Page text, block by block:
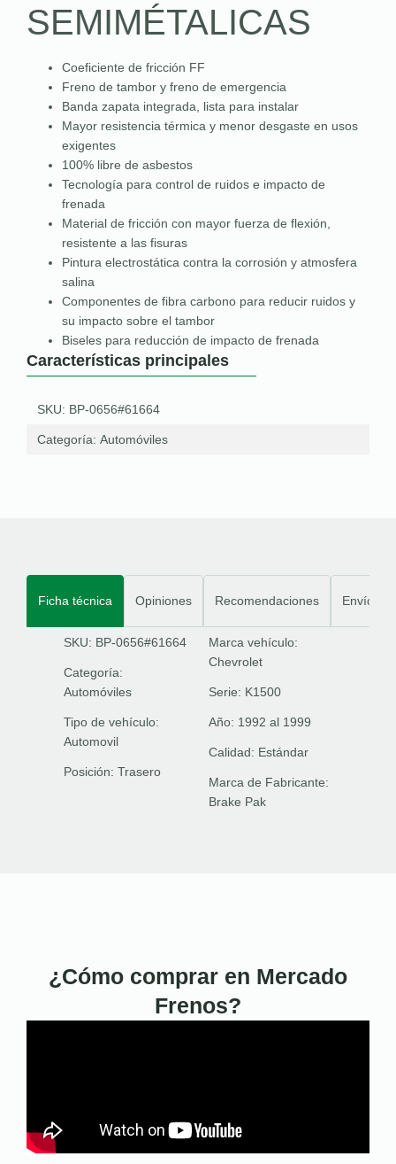
SEMIMÉTALICAS
Coeficiente de fricción FF
Freno de tambor y freno de emergencia
Banda zapata integrada, lista para instalar
Mayor resistencia térmica y menor desgaste en usos
exigentes
100% libre de asbestos
Tecnología para control de ruidos e impacto de
frenada
Material de fricción con mayor fuerza de flexión,
resistente a las fisuras
Pintura electrostática contra la corrosión y atmosfera
salina
Componentes de fibra carbono para reducir ruidos y
su impacto sobre el tambor
Biseles para reducción de impacto de frenada
Características principales
SKU: BP-0656#61664
Categoría: Automóviles
Ficha técnica Opiniones Recomendaciones Envíos
SKU: BP-0656#61664
Categoría:
Automóviles
Tipo de vehículo:
Automovil
Posición: Trasero
Marca vehículo:
Chevrolet
Serie: K1500
Año: 1992 al 1999
Calidad: Estándar
Marca de Fabricante:
Brake Pak
¿Cómo comprar en Mercado
Frenos?